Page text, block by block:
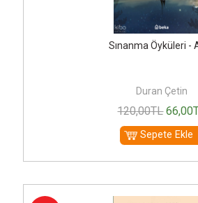
Sınanma Öyküleri -
Duran Çetin
120,00TL 66,00
Sepete Ekle